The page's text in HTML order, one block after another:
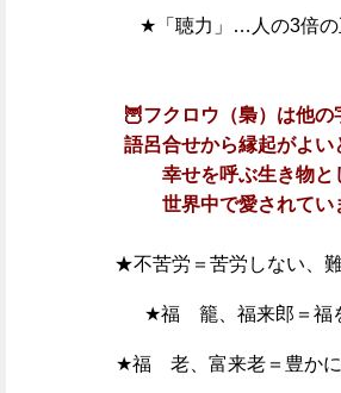
★「聴力」…人の3倍の
🦉フクロウ（梟）は他の
語呂合せから縁起がよい
幸せを呼ぶ生き物と
世界中で愛されてい
★不苦労＝苦労しない、
★福 籠、福来郎＝福
★福 老、富来老＝豊かに